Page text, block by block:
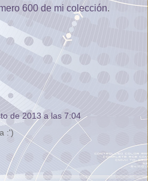
600 de mi colección.
de 2013 a las 7:04
:')